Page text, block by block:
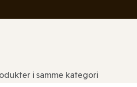
i samme kategori